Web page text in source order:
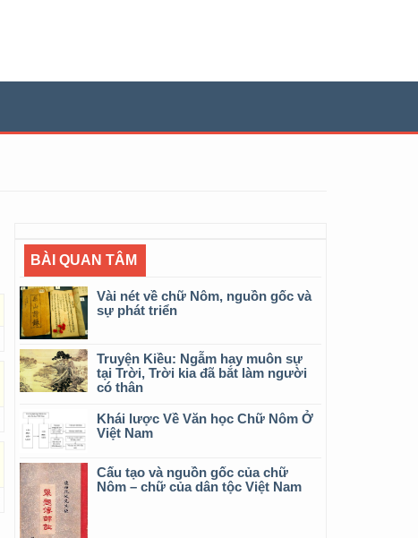
BÀI QUAN TÂM
Vài nét về chữ Nôm, nguồn gốc và
sự phát triển
Truyện Kiều: Ngẫm hay muôn sự
tại Trời, Trời kia đã bắt làm người
có thân
Khái lược Về Văn học Chữ Nôm Ở
Việt Nam
Cấu tạo và nguồn gốc của chữ
Nôm – chữ của dân tộc Việt Nam